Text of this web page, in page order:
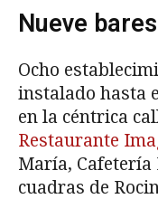
Nueve
Ocho
instalado hasta
en la céntrica
Restaurante
María, Cafetería
cuadras de